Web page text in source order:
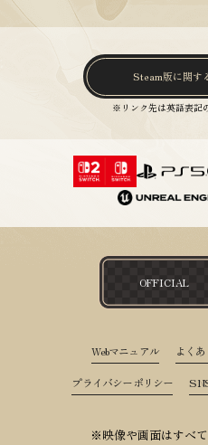
Steam版に関す
※リンク先は英語表記
OFFICIAL
Webマニュアル よく
プライバシーポリシー
※映像や画面はすべて